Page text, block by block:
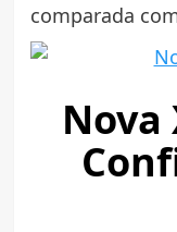
comparada
Nova